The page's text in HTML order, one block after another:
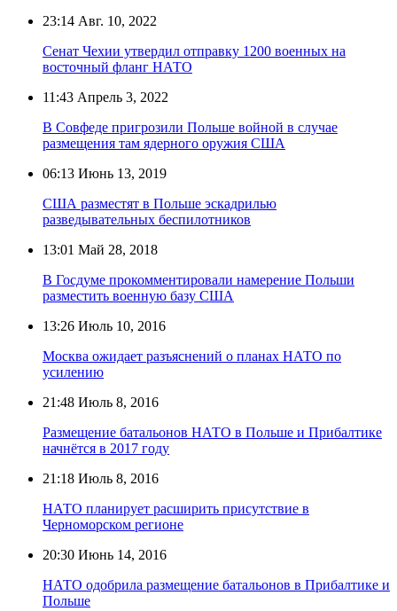
23:14 Авг. 10, 2022
Сенат Чехии утвердил отправку 1200 военных на
восточный фланг НАТО
11:43 Апрель 3, 2022
В Совфеде пригрозили Польше войной в случае
размещения там ядерного оружия США
06:13 Июнь 13, 2019
США разместят в Польше эскадрилью
разведывательных беспилотников
13:01 Май 28, 2018
В Госдуме прокомментировали намерение Польши
разместить военную базу США
13:26 Июль 10, 2016
Москва ожидает разъяснений о планах НАТО по
усилению
21:48 Июль 8, 2016
Размещение батальонов НАТО в Польше и Прибалтике
начнётся в 2017 году
21:18 Июль 8, 2016
НАТО планирует расширить присутствие в
Черноморском регионе
20:30 Июнь 14, 2016
НАТО одобрила размещение батальонов в Прибалтике и
Польше